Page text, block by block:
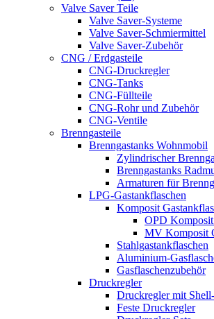
Valve Saver Teile
Valve Saver-Systeme
Valve Saver-Schmiermittel
Valve Saver-Zubehör
CNG / Erdgasteile
CNG-Druckregler
CNG-Tanks
CNG-Füllteile
CNG-Rohr und Zubehör
CNG-Ventile
Brenngasteile
Brenngastanks Wohnmobil
Zylindrischer
Brenngastanks
Armaturen für
LPG-Gastankflaschen
Komposit
OPD Komposit
MV Komposit
Stahlgastankflaschen
Aluminium-
Gasflaschenzubehör
Druckregler
Druckregler mit
Feste Druckregler